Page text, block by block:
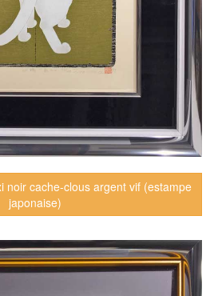
noir cache-clous argent vif (estampe
japonaise)